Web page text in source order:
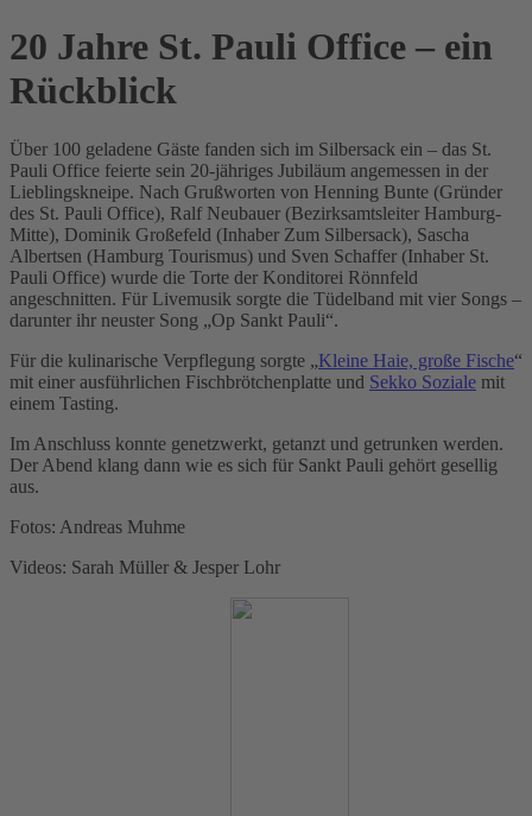
20 Jahre St. Pauli Office – ein
Rückblick
Über 100 geladene Gäste fanden sich im Silbersack ein – das St.
Pauli Office feierte sein 20-jähriges Jubiläum angemessen in der
Lieblingskneipe. Nach Grußworten von Henning Bunte (Gründer
des St. Pauli Office), Ralf Neubauer (Bezirksamtsleiter Hamburg-
Mitte), Dominik Großefeld (Inhaber Zum Silbersack), Sascha
Albertsen (Hamburg Tourismus) und Sven Schaffer (Inhaber St.
Pauli Office) wurde die Torte der Konditorei Rönnfeld
angeschnitten. Für Livemusik sorgte die Tüdelband mit vier Songs –
darunter ihr neuster Song „Op Sankt Pauli“.
Für die kulinarische Verpflegung sorgte „Kleine Haie, große Fische“
mit einer ausführlichen Fischbrötchenplatte und Sekko Soziale mit
einem Tasting.
Im Anschluss konnte genetzwerkt, getanzt und getrunken werden.
Der Abend klang dann wie es sich für Sankt Pauli gehört gesellig
aus.
Fotos: Andreas Muhme
Videos: Sarah Müller & Jesper Lohr